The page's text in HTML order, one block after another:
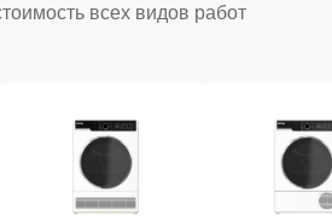
всех видов работ